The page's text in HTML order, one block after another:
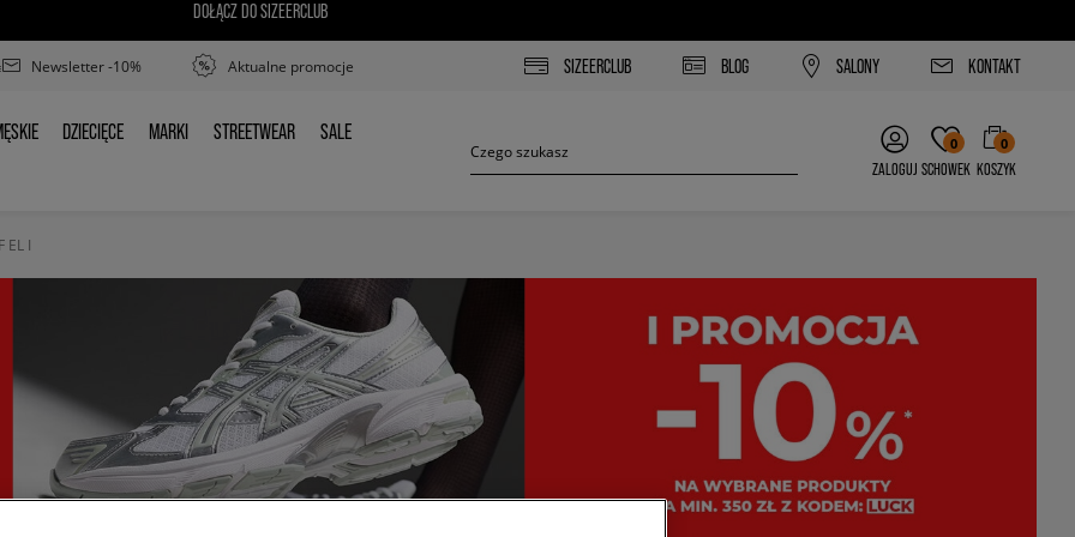
DOŁĄCZ DO SIZEERCLUB
Newsletter -10% Aktualne promocje SIZEERCLUB BLOG SALONY KONTAKT
DZIECIĘCE
DZIECIĘCE MARKI
MARKI STREETWEAR
STREETWEAR SALE
SALE
ZALOGUJ
0
SCHOWEK
0
KOSZYK
EL I